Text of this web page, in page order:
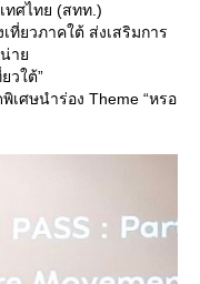
ทศไทย (สทท.)
ที่ยวภาคใต้ ส่งเสริมการ
น่า
วใต้”
ศษนำร่อง Theme “หรอ